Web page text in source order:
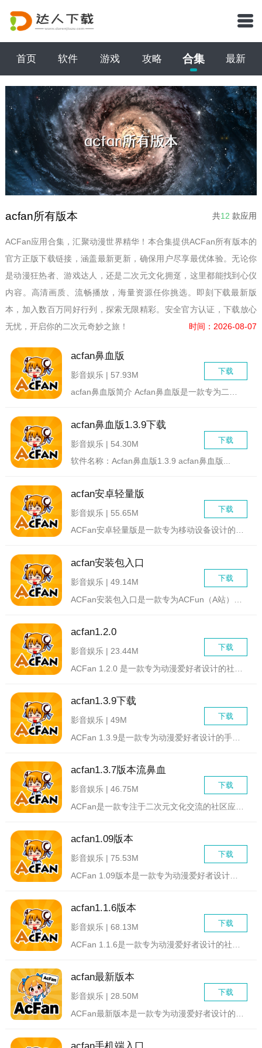
首页 软件 游戏 攻略 合集 最新
acfan所有版本 共12 款应用
ACFan应用合集，汇聚动漫世界精华！本合集提供ACFan所有版本的
官方正版下载链接，涵盖最新更新，确保用户尽享最优体验。无论你
是动漫狂热者、游戏达人，还是二次元文化拥趸，这里都能找到心仪
内容。高清画质、流畅播放，海量资源任你挑选。即刻下载最新版
本，加入数百万同好行列，探索无限精彩。安全官方认证，下载放心
无忧，开启你的二次元奇妙之旅！
时间：2026-08-07
acfan鼻血版
下载
影音娱乐 | 57.93M
acfan鼻血版简介 Acfan鼻血版是一款专为二次元...
acfan鼻血版1.3.9下载
下载
影音娱乐 | 54.30M
软件名称：Acfan鼻血版1.3.9 acfan鼻血版...
acfan安卓轻量版
下载
影音娱乐 | 55.65M
ACFan安卓轻量版是一款专为移动设备设计的动漫、漫画及游戏...
acfan安装包入口
下载
影音娱乐 | 49.14M
acfan1.2.0
下载
影音娱乐 | 23.44M
acfan1.3.9下载
下载
影音娱乐 | 49M
acfan1.3.7版本流鼻血
下载
影音娱乐 | 46.75M
acfan1.09版本
下载
影音娱乐 | 75.53M
acfan1.1.6版本
下载
影音娱乐 | 68.13M
acfan最新版本
下载
影音娱乐 | 28.50M